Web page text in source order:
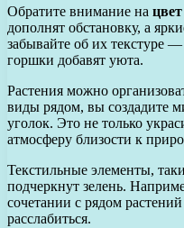
Обратите внимание на
дополнят обстановку, а
забывайте об их текстуре
горшки добавят уюта.
Растения можно
виды рядом, вы создадите
уголок. Это не только
атмосферу близости к
Текстильные элементы,
подчеркнут зелень.
сочетании с рядом
расслабиться.